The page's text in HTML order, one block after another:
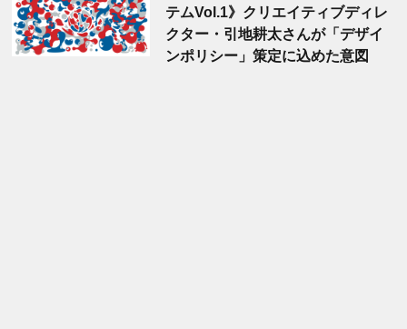
テムVol.1》クリエイティブディレ
クター・引地耕太さんが「デザイ
ンポリシー」策定に込めた意図